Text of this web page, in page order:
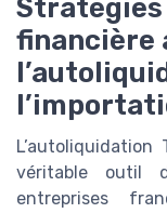
Stratégies
financière
véritable outil
entreprises